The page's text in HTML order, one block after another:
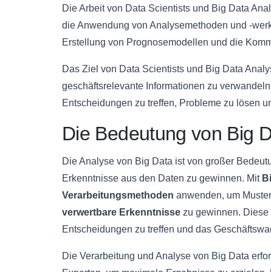
Die Arbeit von Data Scientists und Big Data
die Anwendung von Analysemethoden und -
Erstellung von Prognosemodellen und die
Das Ziel von Data Scientists und Big Data
geschäftsrelevante Informationen zu
Entscheidungen zu treffen, Probleme zu lösen
Die Bedeutung von Big
Die Analyse von Big Data ist von großer
Erkenntnisse aus den Daten zu gewinnen. Mit
Verarbeitungsmethoden anwenden, um
verwertbare Erkenntnisse zu gewinnen.
Entscheidungen zu treffen und das
Die Verarbeitung und Analyse von Big Data